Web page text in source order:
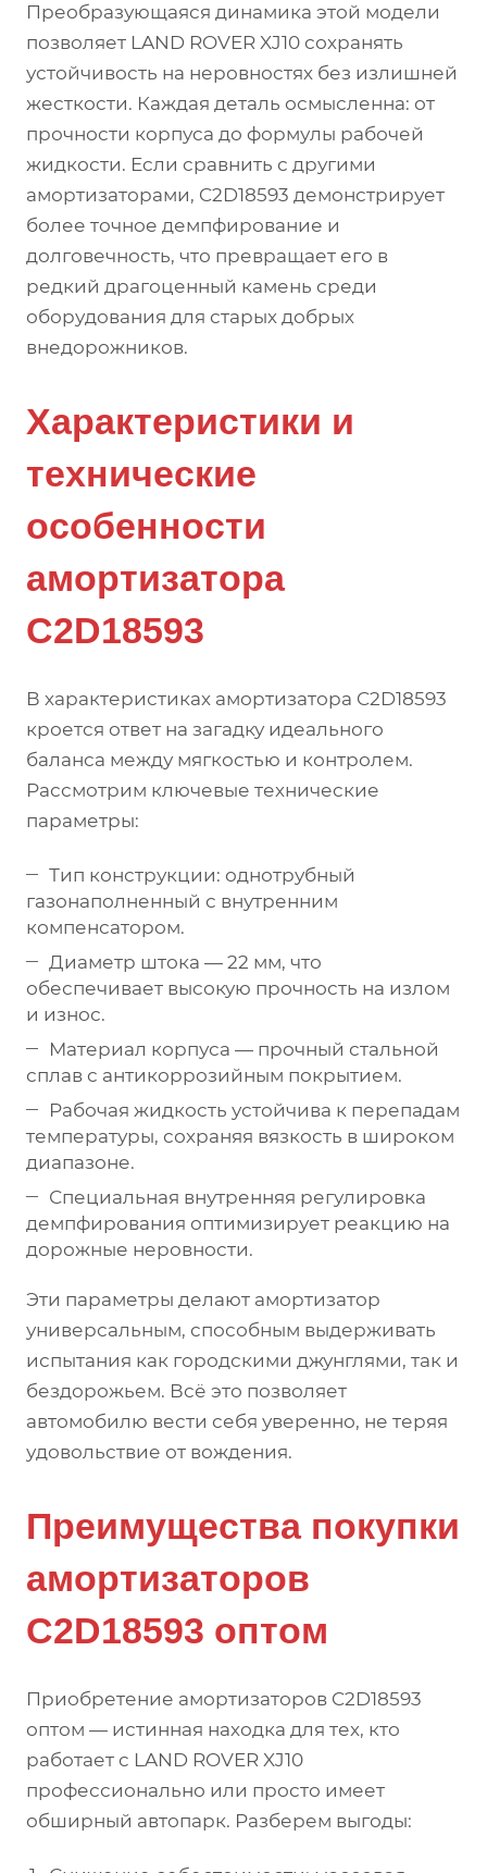
Преобразующаяся динамика этой модели
позволяет LAND ROVER XJ10 сохранять
устойчивость на неровностях без излишней
жесткости. Каждая деталь осмысленна: от
прочности корпуса до формулы рабочей
жидкости. Если сравнить с другими
амортизаторами, C2D18593 демонстрирует
более точное демпфирование и
долговечность, что превращает его в
редкий драгоценный камень среди
оборудования для старых добрых
внедорожников.
Характеристики и
технические
особенности
амортизатора
C2D18593
В характеристиках амортизатора C2D18593
кроется ответ на загадку идеального
баланса между мягкостью и контролем.
Рассмотрим ключевые технические
параметры:
Тип конструкции: однотрубный
газонаполненный с внутренним
компенсатором.
Диаметр штока — 22 мм, что
обеспечивает высокую прочность на излом
и износ.
Материал корпуса — прочный стальной
сплав с антикоррозийным покрытием.
Рабочая жидкость устойчива к перепадам
температуры, сохраняя вязкость в широком
диапазоне.
Специальная внутренняя регулировка
демпфирования оптимизирует реакцию на
дорожные неровности.
Эти параметры делают амортизатор
универсальным, способным выдерживать
испытания как городскими джунглями, так и
бездорожьем. Всё это позволяет
автомобилю вести себя уверенно, не теряя
удовольствие от вождения.
Преимущества покупки
амортизаторов
C2D18593 оптом
Приобретение амортизаторов C2D18593
оптом — истинная находка для тех, кто
работает с LAND ROVER XJ10
профессионально или просто имеет
обширный автопарк. Разберем выгоды: